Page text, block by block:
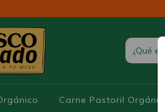
Carne Pastoril Orgánica